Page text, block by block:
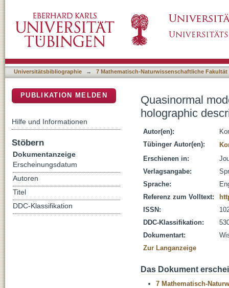
coupling
Universitätsbibliographie → 7 Mathematisch-Naturwissenschaftliche Fakultät
Quasinormal
holographic
Autor(en):
Tübinger Autor(en):
Erschienen in:
Verlagsangabe:
Sprache:
Referenz zum Volltext:
ISSN:
DDC-Klassifikation:
Dokumentart:
Zur Langanzeige
Das Dokument
7 Mathematisch-
PUBLIKATION MELDEN
Hilfe und Informationen
Stöbern
Dokumentanzeige
Erscheinungsdatum
Autoren
Titel
DDC-Klassifikation